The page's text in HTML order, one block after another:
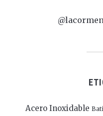
Acero Inoxidable